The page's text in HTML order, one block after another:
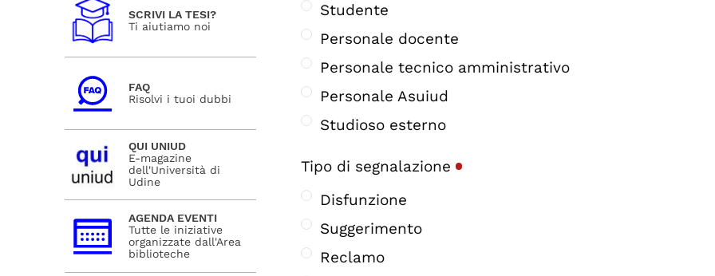
Studente
Personale docente
Personale tecnico amministrativo
Personale Asuiud
Studioso esterno
Tipo di segnalazione
Disfunzione
Suggerimento
Reclamo
SCRIVI LA TESI?
Ti aiutiamo noi
FAQ
Risolvi i tuoi dubbi
QUI UNIUD
E-magazine
dell'Università di
Udine
AGENDA EVENTI
Tutte le iniziative
organizzate dall'Area
biblioteche